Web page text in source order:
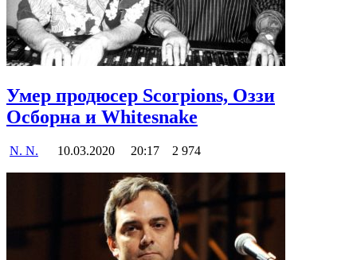
Умер продюсер Scorpions, Оззи
Осборна и Whitesnake
N. N. 10.03.2020 20:17 2 974